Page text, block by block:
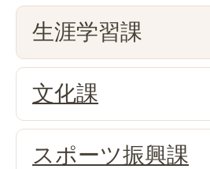
生涯学習課
文化課
スポーツ振興課